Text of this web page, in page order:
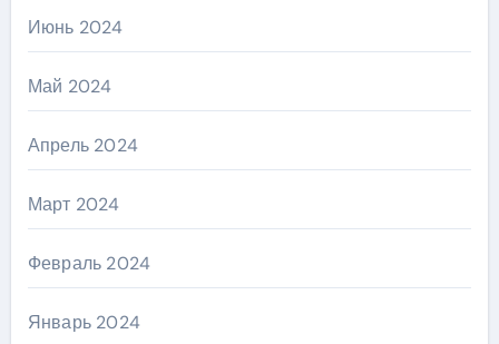
Июнь 2024
Май 2024
Апрель 2024
Март 2024
Февраль 2024
Январь 2024